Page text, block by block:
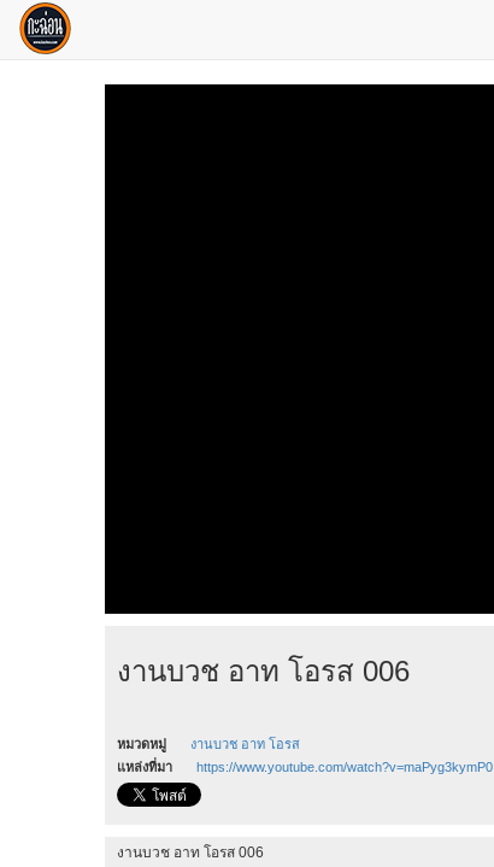
งานบวช อาท โอรส 006
หมวดหมู่
งานบวช อาท โอรส
แหล่งที่มา
https://www.youtube.com/watch?v=maPyg3kymP0
งานบวช อาท โอรส 006